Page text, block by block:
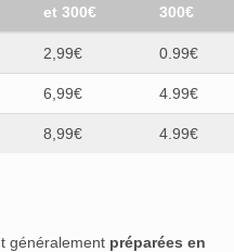
et 300€
300€
2,99€ 0.99€
6,99€ 4.99€
8,99€ 4.99€
généralement préparées en